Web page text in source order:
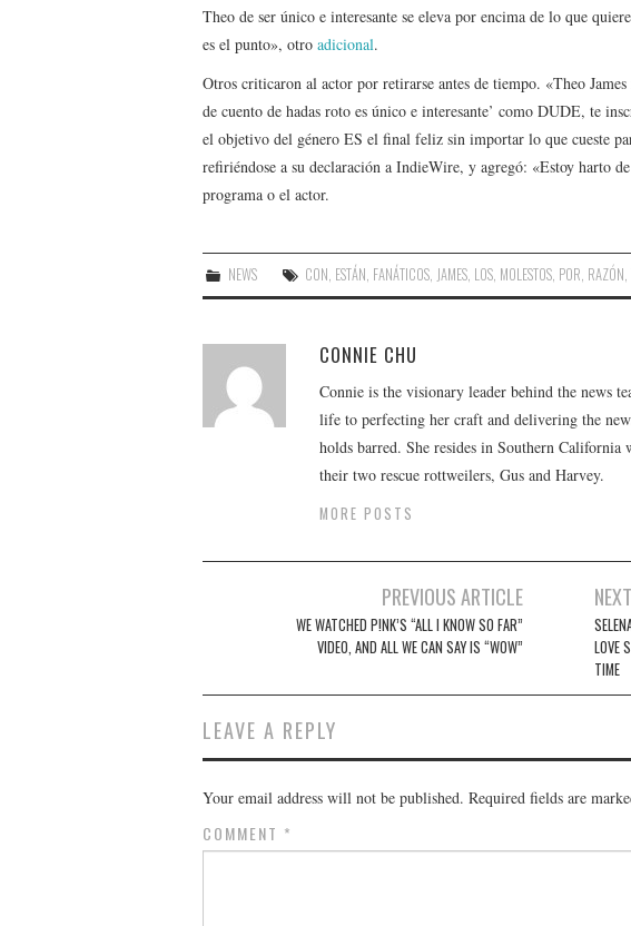
Theo de ser único e interesante se eleva por encima de lo que
es el punto», otro adicional.
Otros criticaron al actor por retirarse antes de tiempo. «Theo
de cuento de hadas roto es único e interesante’ como DUDE, te
el objetivo del género ES el final feliz sin importar lo que cueste
refiriéndose a su declaración a IndieWire, y agregó: «Estoy harto
programa o el actor.
NEWS CON, ESTÁN, FANÁTICOS, JAMES, LOS, MOLESTOS, POR, RAZÓN,
CONNIE CHU
Connie is the visionary leader behind the news
life to perfecting her craft and delivering the
holds barred. She resides in Southern California
their two rescue rottweilers, Gus and Harvey.
MORE POSTS
navigation
PREVIOUS ARTICLE
WE WATCHED P!NK’S “ALL I KNOW SO FAR”
VIDEO, AND ALL WE CAN SAY IS “WOW”
LOVE
TIME
LEAVE A REPLY
Your email address will not be published. Required fields are
COMMENT *